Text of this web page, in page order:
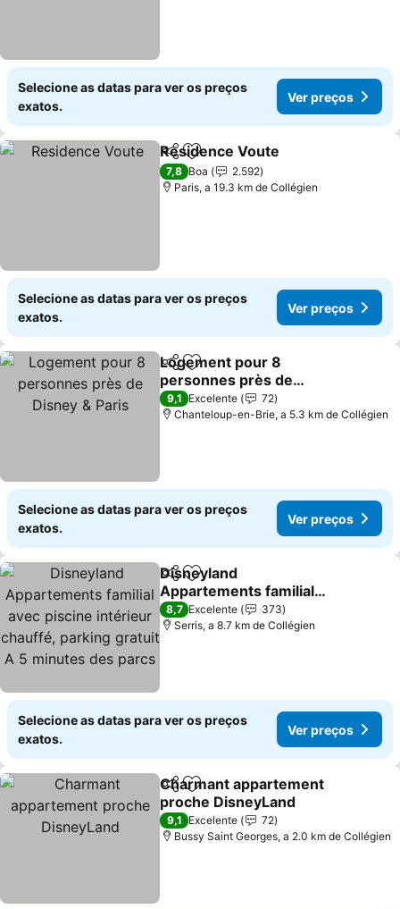
Selecione as datas para ver os preços
exatos.
Ver preços
PartilharAdicionar aos favoritos
Residence Voute
7,8 Boa
2.592
Paris, a 19.3 km de Collégien
Selecione as datas para ver os preços
exatos.
Ver preços
PartilharAdicionar aos favoritos
Logement pour 8
personnes près de
Disney & Paris
9,1 Excelente
72
Chanteloup-en-Brie, a 5.3 km de Collégien
Selecione as datas para ver os preços
exatos.
Ver preços
PartilharAdicionar aos favoritos
Disneyland
Appartements familial
avec piscine intérieur
chauffé, parking gratuit A
8,7 Excelente
373
Serris, a 8.7 km de Collégien
Selecione as datas para ver os preços
exatos.
Ver preços
PartilharAdicionar aos favoritos
Charmant appartement
proche DisneyLand
9,1 Excelente
72
Bussy Saint Georges, a 2.0 km de Collégien